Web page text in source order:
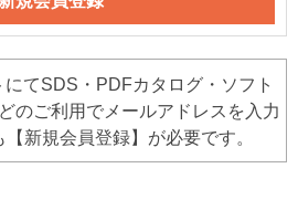
てSDS・PDFカタログ・ソフト
のご利用でメールアドレスを入力
新規会員登録】が必要です。